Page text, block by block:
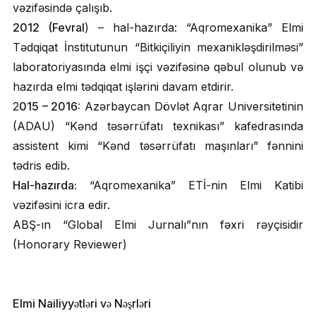
vəzifəsində çalışıb.
2012 (Fevral) – hal-hazırda: “Aqromexanika” Elmi
Tədqiqat İnstitutunun “Bitkiçiliyin mexanikləşdirilməsi”
laboratoriyasında elmi işçi vəzifəsinə qəbul olunub və
hazırda elmi tədqiqat işlərini davam etdirir.
2015 – 2016: Azərbaycan Dövlət Aqrar Universitetinin
(ADAU) “Kənd təsərrüfatı texnikası” kafedrasında
assistent kimi “Kənd təsərrüfatı maşınları” fənnini
tədris edib.
Hal-hazırda: “Aqromexanika” ETİ-nin Elmi Katibi
vəzifəsini icra edir.
ABŞ-ın “Global Elmi Jurnalı”nın fəxri rəyçisidir
(Honorary Reviewer)
Elmi Nailiyyətləri və Nəşrləri